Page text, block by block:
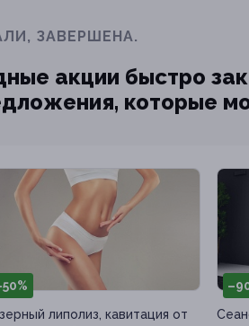
ЗАВЕРШЕНА.
акции быстро
которые
липолиз, кавитация от